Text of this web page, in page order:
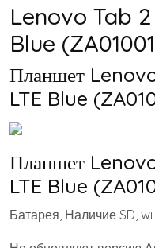
Lenovo Tab 2
Blue
Планшет
LTE Blue
Планшет
LTE Blue
Батарея, Наличие SD,